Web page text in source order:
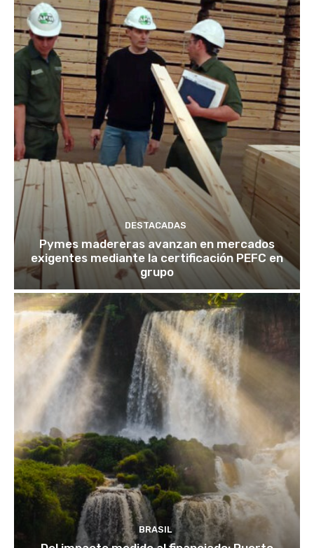
DESTACADAS
Pymes madereras avanzan en mercados
exigentes mediante la certificación PEFC en
grupo
BRASIL